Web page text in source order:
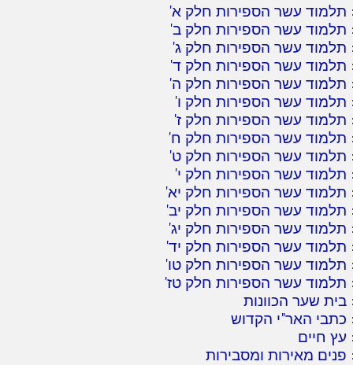
תלמוד עשר הספירות חלק א'
תלמוד עשר הספירות חלק ב'
תלמוד עשר הספירות חלק ג'
תלמוד עשר הספירות חלק ד'
תלמוד עשר הספירות חלק ה'
תלמוד עשר הספירות חלק ו'
תלמוד עשר הספירות חלק ז'
תלמוד עשר הספירות חלק ח'
תלמוד עשר הספירות חלק ט'
תלמוד עשר הספירות חלק י'
תלמוד עשר הספירות חלק יא'
תלמוד עשר הספירות חלק יב'
תלמוד עשר הספירות חלק יג'
תלמוד עשר הספירות חלק יד'
תלמוד עשר הספירות חלק טו'
תלמוד עשר הספירות חלק טז'
בית שער הכוונות
כתבי האר"י הקדוש
עץ חיים
פנים מאירות ומסבירות